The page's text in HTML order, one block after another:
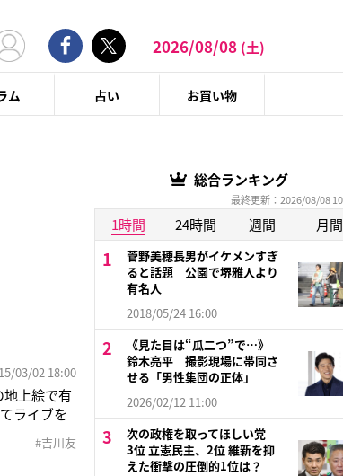
2026/08/08 (土)
ム 占い お買い物
03/02 18:00
上絵で有
ライブを
#吉川友
総合ランキング
最終更新：2026/08/08
1時間 24時間 週間 月間
菅野美穂長男がイケメンすぎ
ると話題 公園で堺雅人より
有名人
2018/05/24 16:00
《見た目は“瓜二つ”で…》
鈴木亮平 撮影現場に帯同さ
せる「男性集団の正体」
2026/02/12 11:00
次の政権を取ってほしい党
3位 立憲民主、2位 維新を抑
えた衝撃の圧倒的1位は？